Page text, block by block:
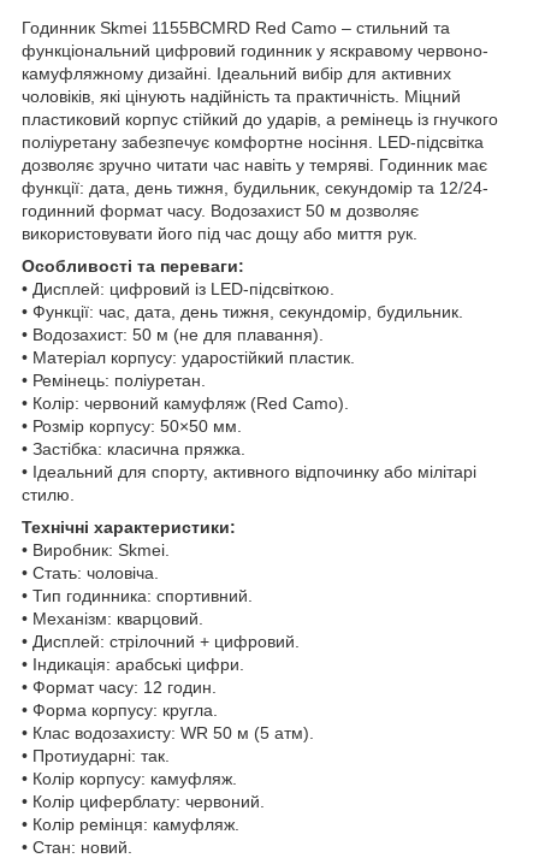
Годинник Skmei 1155BCMRD Red Camo – стильний та
функціональний цифровий годинник у яскравому червоно-
камуфляжному дизайні. Ідеальний вибір для активних
чоловіків, які цінують надійність та практичність. Міцний
пластиковий корпус стійкий до ударів, а ремінець із гнучкого
поліуретану забезпечує комфортне носіння. LED-підсвітка
дозволяє зручно читати час навіть у темряві. Годинник має
функції: дата, день тижня, будильник, секундомір та 12/24-
годинний формат часу. Водозахист 50 м дозволяє
використовувати його під час дощу або миття рук.
Особливості та переваги:
• Дисплей: цифровий із LED-підсвіткою.
• Функції: час, дата, день тижня, секундомір, будильник.
• Водозахист: 50 м (не для плавання).
• Матеріал корпусу: ударостійкий пластик.
• Ремінець: поліуретан.
• Колір: червоний камуфляж (Red Camo).
• Розмір корпусу: 50×50 мм.
• Застібка: класична пряжка.
• Ідеальний для спорту, активного відпочинку або мілітарі
стилю.
Технічні характеристики:
• Виробник: Skmei.
• Стать: чоловіча.
• Тип годинника: спортивний.
• Механізм: кварцовий.
• Дисплей: стрілочний + цифровий.
• Індикація: арабські цифри.
• Формат часу: 12 годин.
• Форма корпусу: кругла.
• Клас водозахисту: WR 50 м (5 атм).
• Протиударні: так.
• Колір корпусу: камуфляж.
• Колір циферблату: червоний.
• Колір ремінця: камуфляж.
• Стан: новий.